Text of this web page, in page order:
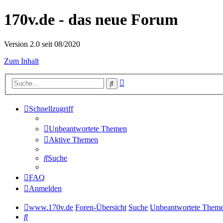
170v.de - das neue Forum
Version 2.0 seit 08/2020
Zum Inhalt
Suche
Schnellzugriff
Unbeantwortete Themen
Aktive Themen
Suche
FAQ
Anmelden
www.170v.de Foren-Übersicht Suche Unbeantwortete
Suche